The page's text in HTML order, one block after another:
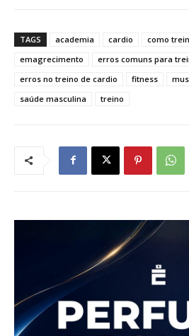
TAGS academia cardio como
emagrecimento
erros comuns para
erros no treino de cardio
fitness
saúde masculina
treino